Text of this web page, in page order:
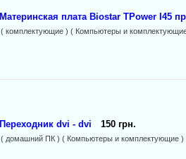
Материнская плата Biostar TPower I45
( комплектующие ) ( Компьютеры и
Переходник dvi - dvi 150 грн.
( домашний ПК ) ( Компьютеры и комплектующие )